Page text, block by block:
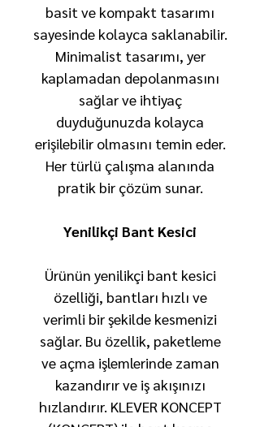
basit ve kompakt tasarımı
sayesinde kolayca saklanabilir.
Minimalist tasarımı, yer
kaplamadan depolanmasını
sağlar ve ihtiyaç
duyduğunuzda kolayca
erişilebilir olmasını temin eder.
Her türlü çalışma alanında
pratik bir çözüm sunar.
Yenilikçi Bant Kesici
Ürünün yenilikçi bant kesici
özelliği, bantları hızlı ve
verimli bir şekilde kesmenizi
sağlar. Bu özellik, paketleme
ve açma işlemlerinde zaman
kazandırır ve iş akışınızı
hızlandırır. KLEVER KONCEPT